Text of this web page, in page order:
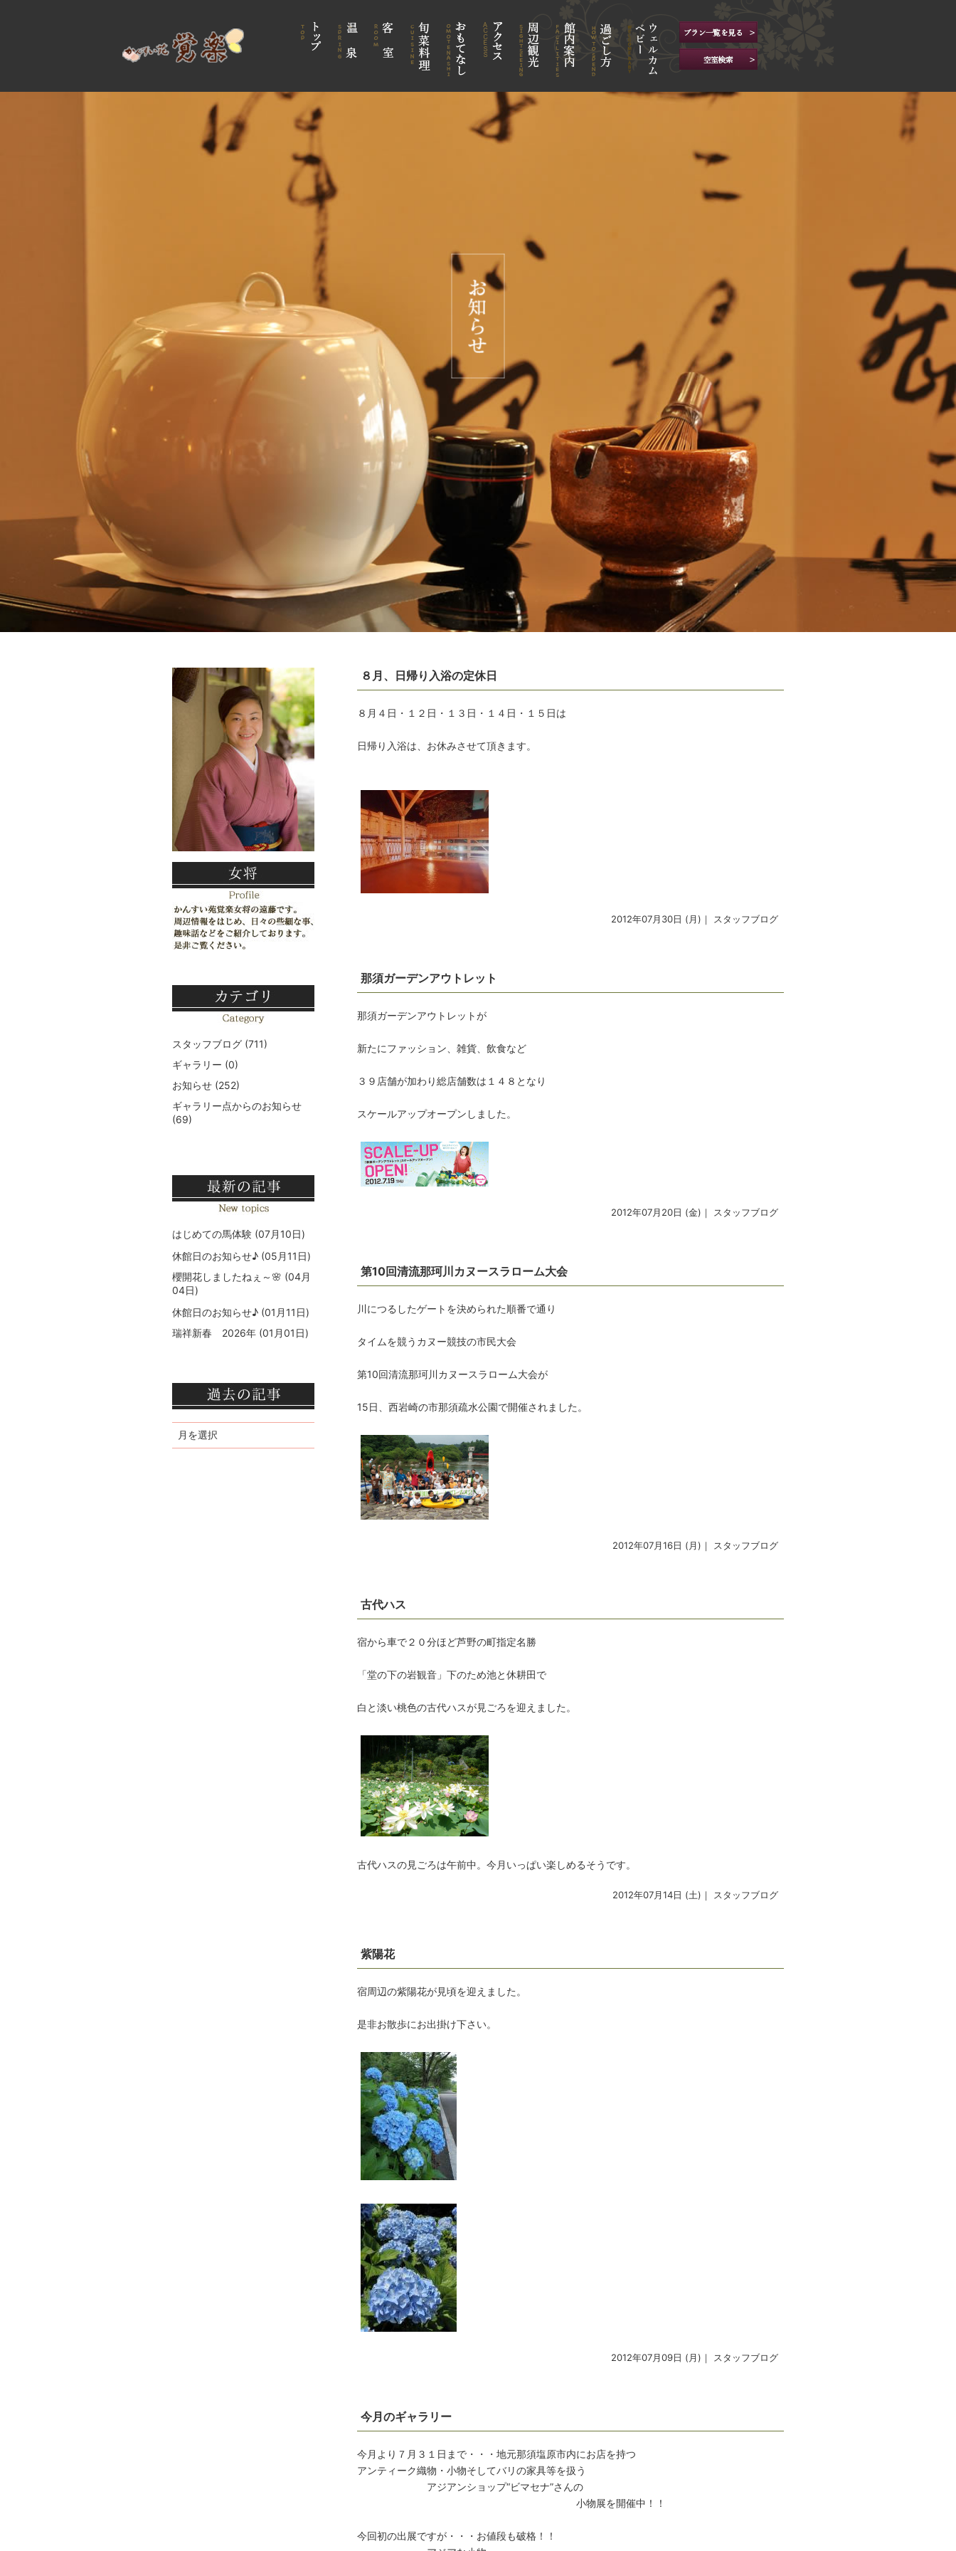
８月、日帰り入浴の定休日
８月４日・１２日・１３日・１４日・１５日は
日帰り入浴は、お休みさせて頂きます。
2012年07月30日 (月)｜ スタッフブログ
那須ガーデンアウトレット
那須ガーデンアウトレットが
新たにファッション、雑貨、飲食など
３９店舗が加わり総店舗数は１４８となり
スケールアップオープンしました。
2012年07月20日 (金)｜ スタッフブログ
第10回清流那珂川カヌースラローム大会
川につるしたゲートを決められた順番で通り
タイムを競うカヌー競技の市民大会
第10回清流那珂川カヌースラローム大会が
15日、西岩崎の市那須疏水公園で開催されました。
2012年07月16日 (月)｜ スタッフブログ
古代ハス
宿から車で２０分ほど芦野の町指定名勝
「堂の下の岩観音」下のため池と休耕田で
白と淡い桃色の古代ハスが見ごろを迎えました。
古代ハスの見ごろは午前中。今月いっぱい楽しめるそうです。
2012年07月14日 (土)｜ スタッフブログ
紫陽花
宿周辺の紫陽花が見頃を迎えました。
是非お散歩にお出掛け下さい。
2012年07月09日 (月)｜ スタッフブログ
今月のギャラリー
今月より７月３１日まで・・・地元那須塩原市内にお店を持つ
アンティーク織物・小物そしてバリの家具等を扱う
アジアンショップ“ビマセナ”さんの
小物展を開催中！！
今回初の出展ですが・・・お値段も破格！！
スタッフブログ (711)
ギャラリー (0)
お知らせ (252)
ギャラリー点からのお知らせ
(69)
はじめての馬体験 (07月10日)
休館日のお知らせ♪ (05月11日)
櫻開花しましたねぇ～🌸 (04月
04日)
休館日のお知らせ♪ (01月11日)
瑞祥新春 2026年 (01月01日)
月を選択